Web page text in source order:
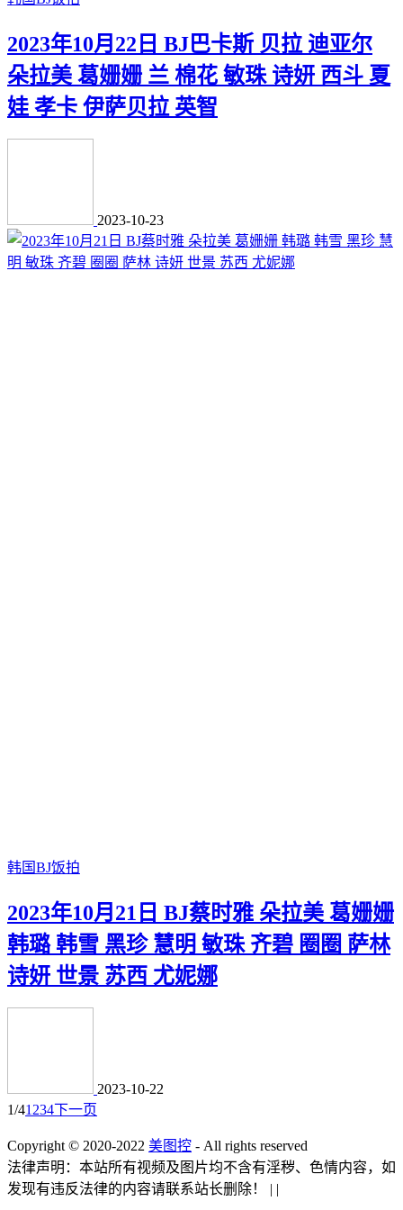
2023年10月22日 BJ巴卡斯 贝拉 迪亚尔
朵拉美 葛姗姗 兰 棉花 敏珠 诗妍 西斗 夏
娃 孝卡 伊萨贝拉 英智
2023-10-23
韩国BJ饭拍
2023年10月21日 BJ蔡时雅 朵拉美 葛姗姗
韩璐 韩雪 黑珍 慧明 敏珠 齐碧 圈圈 萨林
诗妍 世景 苏西 尤妮娜
2023-10-22
1/41 234下一页
Copyright © 2020-2022 美图控 - All rights reserved
法律声明：本站所有视频及图片均不含有淫秽、色情内容，如
发现有违反法律的内容请联系站长删除！
| |